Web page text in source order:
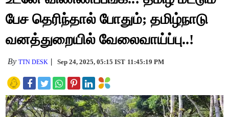
பேச தெரிந்தால் போதும்; தமிழ்நாடு
வனத்துறையில் வேலைவாய்ப்பு..!
ByTTN DESK Sep 24, 2025, 05:15 IST 11:45:19 PM